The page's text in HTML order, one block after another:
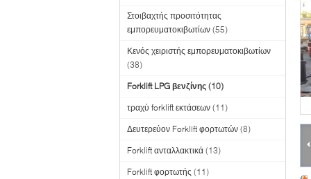
Στοιβαχτής προσιτότητας
εμπορευματοκιβωτίων (55)
Κενός χειριστής εμπορευματοκιβωτίων
(38)
Forklift LPG βενζίνης (10)
τραχύ forklift εκτάσεων (11)
Δευτερεύον Forklift φορτωτών (8)
Forklift ανταλλακτικά (13)
Forklift φορτωτής (11)